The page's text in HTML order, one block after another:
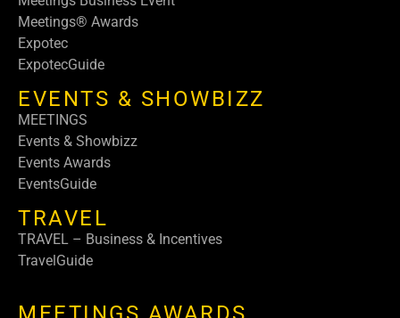
Meetings® Awards
Expotec
ExpotecGuide
EVENTS & SHOWBIZZ
MEETINGS
Events & Showbizz
Events Awards
EventsGuide
TRAVEL
TRAVEL – Business & Incentives
TravelGuide